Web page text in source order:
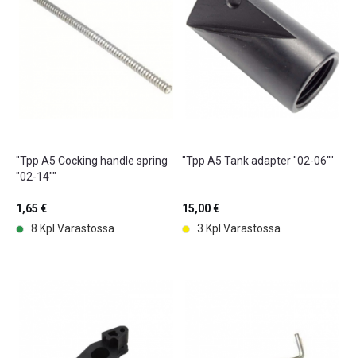
"Tpp A5 Cocking handle spring
"02-14""
1,65 €
8 Kpl Varastossa
"Tpp A5 Tank adapter "02-06""
15,00 €
3 Kpl Varastossa